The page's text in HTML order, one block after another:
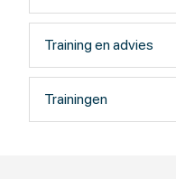
Training en advies
Trainingen